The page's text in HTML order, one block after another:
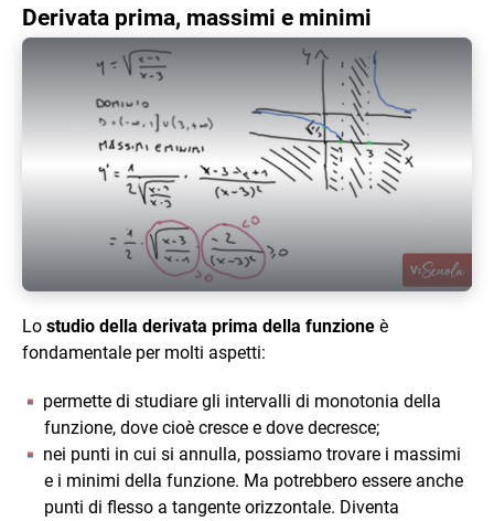
Derivata prima, massimi e minimi
Play Video
Lo studio della derivata prima della funzione è
fondamentale per molti aspetti:
permette di studiare gli intervalli di monotonia della
funzione, dove cioè cresce e dove decresce;
nei punti in cui si annulla, possiamo trovare i massimi
e i minimi della funzione. Ma potrebbero essere anche
punti di flesso a tangente orizzontale. Diventa